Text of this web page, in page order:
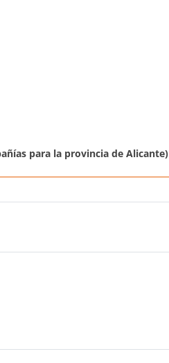
para la provincia de Alicante)